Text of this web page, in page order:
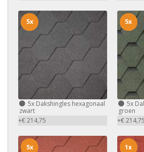
5x Dakshingles hexagonaal
zwart
+€ 214,75
5x
5x
groen
+€ 214,75
5x
5x 1x